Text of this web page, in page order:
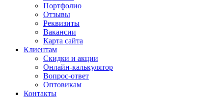
Портфолио
Отзывы
Реквизиты
Вакансии
Карта сайта
Клиентам
Скидки и акции
Онлайн-калькулятор
Вопрос-ответ
Оптовикам
Контакты